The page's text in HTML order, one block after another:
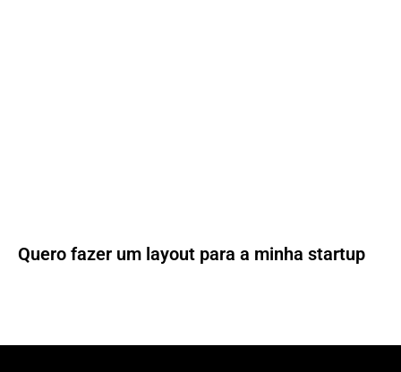
Quero fazer um layout para a minha startup